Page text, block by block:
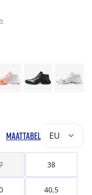
MAATTABEL EU
38
40,5